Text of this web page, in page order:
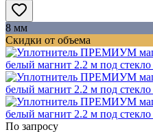
8 мм
Скидки от объема
По запросу